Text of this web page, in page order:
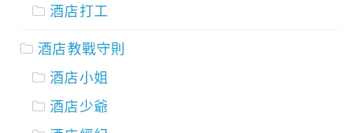
酒店打工
酒店教戰守則
酒店小姐
酒店少爺